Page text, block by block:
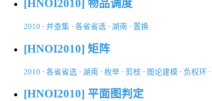
[HNOI2010] 物品调度
2010 · 并查集 · 各省省选 · 湖南 · 置换
[HNOI2010] 矩阵
2010 · 各省省选 · 湖南 · 枚举 · 剪枝 · 图论建模 · 负权环 ·
[HNOI2010] 平面图判定